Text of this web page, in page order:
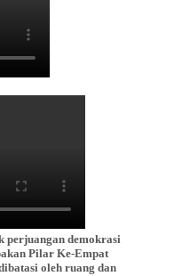
perjuangan demokrasi
Pilar Ke-Empat
oleh ruang dan